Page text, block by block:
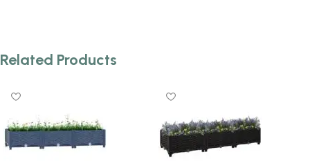
Related Products